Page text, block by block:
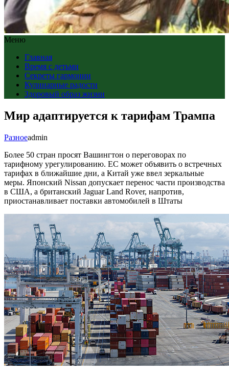
Меню
Главная
Время с детьми
Секреты гармонии
Кулинарные радости
Здоровый образ жизни
Мир адаптируется к тарифам Трампа
Разноеadmin
Более 50 стран просят Вашингтон о переговорах по
тарифному урегулированию. ЕС может объявить о встречных
тарифах в ближайшие дни, а Китай уже ввел зеркальные
меры. Японский Nissan допускает перенос части производства
в США, а британский Jaguar Land Rover, напротив,
приостанавливает поставки автомобилей в Штаты